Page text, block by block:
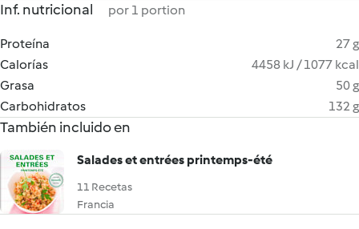
Inf. nutricional por 1 portion
Proteína
27 g
Calorías
4458 kJ / 1077 kcal
Grasa
50 g
Carbohidratos
132 g
También incluido en
Salades et entrées printemps-été
11 Recetas
Francia